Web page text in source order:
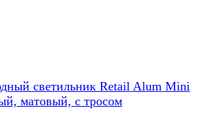
светильник Retail Alum Mini
матовый, с тросом